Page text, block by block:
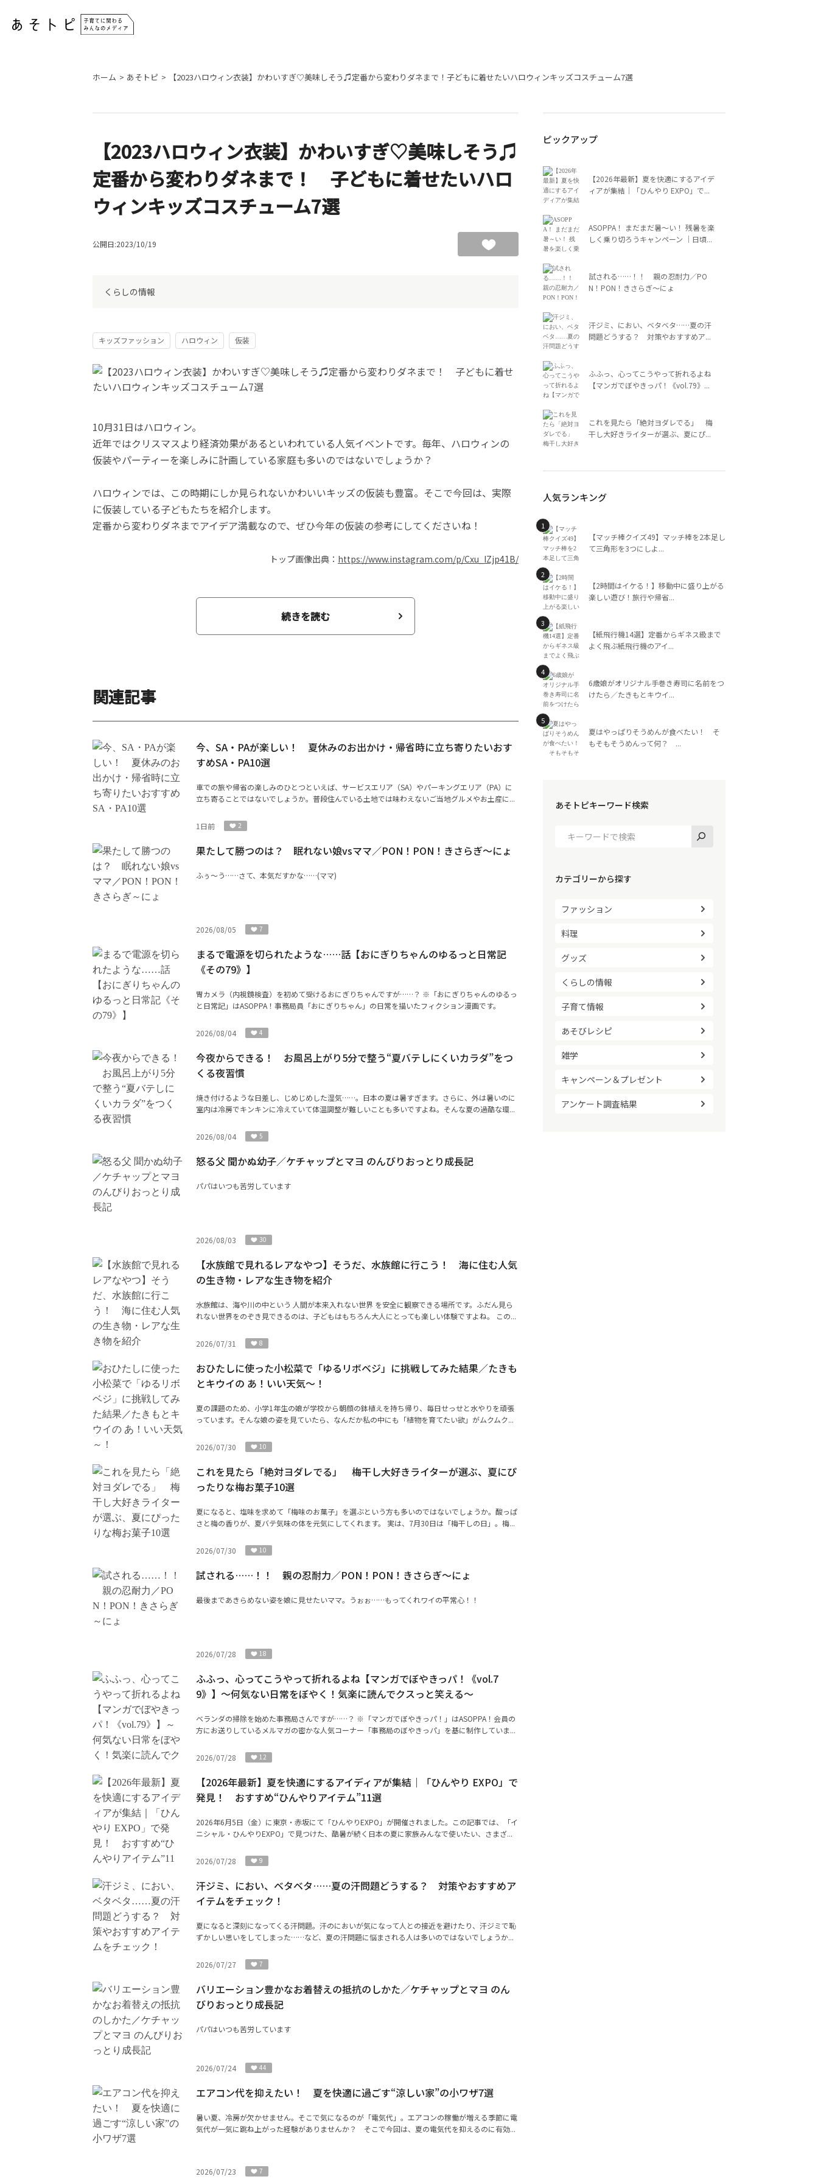
ホーム あそトピ 【2023ハロウィン衣装】かわいすぎ♡美味しそう♫定番から変わりダネまで！子どもに着せたいハロウィンキッズコスチューム7選
【2023ハロウィン衣装】かわいすぎ♡美味しそう♫
定番から変わりダネまで！ 子どもに着せたいハロ
ウィンキッズコスチューム7選
公開日:2023/10/19
くらしの情報
キッズファッション ハロウィン 仮装
10月31日はハロウィン。
近年ではクリスマスより経済効果があるといわれている人気イベントです。毎年、ハロウィンの
仮装やパーティーを楽しみに計画している家庭も多いのではないでしょうか？
ハロウィンでは、この時期にしか見られないかわいいキッズの仮装も豊富。 そこで今回は、実際
に仮装している子どもたちを紹介します。
定番から変わりダネまでアイデア満載なので、 ぜひ今年の仮装の参考にしてくださいね！
トップ画像出典： https://www.instagram.com/p/Cxu_IZjp41B/
続きを読む
関連記事
今、SA・PAが楽しい！ 夏休みのお出かけ・帰省時に立ち寄りたいおす
すめSA・PA10選
車での旅や帰省の楽しみのひとつといえば、サービスエリア（SA）やパーキングエリア（PA）に
立ち寄ることではないでしょうか。普段住んでいる土地では味わえないご当地グルメやお土産に...
1日前 2
果たして勝つのは？ 眠れない娘vsママ／PON！PON！きさらぎ～にょ
ふぅ〜う……さて、本気だすかな……(ママ)
2026/08/05 7
まるで電源を切られたような……話【おにぎりちゃんのゆるっと日常記
《その79》】
胃カメラ（内視鏡検査）を初めて受けるおにぎりちゃんですが……？ ※「おにぎりちゃんのゆるっ
と日常記」はASOPPA！事務局員「おにぎりちゃん」の日常を描いたフィクション漫画です。
2026/08/04 4
今夜からできる！ お風呂上がり5分で整う“夏バテしにくいカラダ”をつ
くる夜習慣
焼き付けるような日差し、じめじめした湿気……。日本の夏は暑すぎます。さらに、外は暑いのに
室内は冷房でキンキンに冷えていて体温調整が難しいことも多いですよね。そんな夏の過酷な環...
2026/08/04 5
怒る父 聞かぬ幼子／ケチャップとマヨ のんびりおっとり成長記
パパはいつも苦労しています
2026/08/03 30
【水族館で見れるレアなやつ】そうだ、水族館に行こう！ 海に住む人気
の生き物・レアな生き物を紹介
水族館は、海や川の中という 人間が本来入れない世界 を安全に観察できる場所です。ふだん見ら
れない世界をのぞき見できるのは、子どもはもちろん大人にとっても楽しい体験ですよね。 この...
2026/07/31 8
おひたしに使った小松菜で「ゆるリボベジ」に挑戦してみた結果／たきも
とキウイの あ！いい天気～！
夏の課題のため、小学1年生の娘が学校から朝顔の鉢植えを持ち帰り、毎日せっせと水やりを頑張
っています。そんな娘の姿を見ていたら、なんだか私の中にも「植物を育てたい欲」がムクムク...
2026/07/30 10
これを見たら「絶対ヨダレでる」 梅干し大好きライターが選ぶ、夏にぴ
ったりな梅お菓子10選
夏になると、塩味を求めて「梅味のお菓子」を選ぶという方も多いのではないでしょうか。酸っぱ
さと梅の香りが、夏バテ気味の体を元気にしてくれます。 実は、7月30日は「梅干しの日」。梅...
2026/07/30 10
試される……！！ 親の忍耐力／PON！PON！きさらぎ～にょ
最後まであきらめない姿を娘に見せたいママ。うぉぉ……もってくれワイの平常心！！
2026/07/28 18
ふふっ、心ってこうやって折れるよね【マンガでぼやきっパ！《vol.7
9》】～何気ない日常をぼやく！気楽に読んでクスっと笑える～
ベランダの掃除を始めた事務局さんですが……？ ※「マンガでぼやきっパ！」はASOPPA！会員の
方にお送りしているメルマガの密かな人気コーナー「事務局のぼやきっパ」を基に制作していま...
2026/07/28 12
【2026年最新】夏を快適にするアイディアが集結｜「ひんやり EXPO」で
発見！ おすすめ“ひんやりアイテム”11選
2026年6月5日（金）に東京・赤坂にて「ひんやりEXPO」が開催されました。この記事では、「イ
ニシャル・ひんやりEXPO」で見つけた、酷暑が続く日本の夏に家族みんなで使いたい、さまざ...
2026/07/28 9
汗ジミ、におい、ベタベタ……夏の汗問題どうする？ 対策やおすすめア
イテムをチェック！
夏になると深刻になってくる汗問題。汗のにおいが気になって人との接近を避けたり、汗ジミで恥
ずかしい思いをしてしまった……など、夏の汗問題に悩まされる人は多いのではないでしょうか...
2026/07/27 7
バリエーション豊かなお着替えの抵抗のしかた／ケチャップとマヨ のん
びりおっとり成長記
パパはいつも苦労しています
2026/07/24 44
エアコン代を抑えたい！ 夏を快適に過ごす“涼しい家”の小ワザ7選
暑い夏、冷房が欠かせません。そこで気になるのが「電気代」。エアコンの稼働が増える季節に電
気代が一気に跳ね上がった経験がありませんか？ そこで今回は、夏の電気代を抑えるのに有効...
2026/07/23 7
ピックアップ
【2026年最新】夏を快適にするアイデ
ィアが集結｜「ひんやり EXPO」で...
ASOPPA！ まだまだ暑～い！ 残暑を楽
しく乗り切ろうキャンペーン ｜日頃...
試される……！！ 親の忍耐力／PO
N！PON！きさらぎ～にょ
汗ジミ、におい、ベタベタ……夏の汗
問題どうする？ 対策やおすすめア...
ふふっ、心ってこうやって折れるよね
【マンガでぼやきっパ！《vol.79》...
これを見たら「絶対ヨダレでる」 梅
干し大好きライターが選ぶ、夏にぴ...
人気ランキング
【マッチ棒クイズ49】マッチ棒を2本足し
て三角形を3つにしよ...
【2時間はイケる！】移動中に盛り上がる
楽しい遊び！旅行や帰省...
【紙飛行機14選】定番からギネス級まで
よく飛ぶ紙飛行機のアイ...
6歳娘がオリジナル手巻き寿司に名前をつ
けたら／たきもとキウイ...
夏はやっぱりそうめんが食べたい！ そ
もそもそうめんって何？ ...
あそトピキーワード検索
カテゴリーから探す
ファッション
料理
グッズ
くらしの情報
子育て情報
あそびレシピ
雑学
キャンペーン＆プレゼント
アンケート調査結果